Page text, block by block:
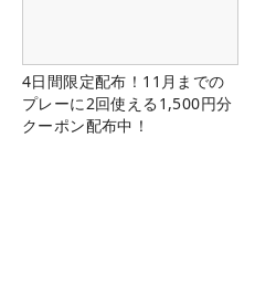
4日間限定配布！11月までの
プレーに2回使える1,500円分
クーポン配布中！